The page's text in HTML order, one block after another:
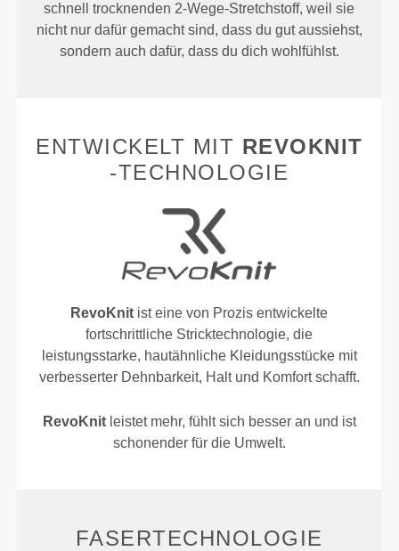
schnell trocknenden 2-Wege-Stretchstoff, weil sie
nicht nur dafür gemacht sind, dass du gut aussiehst,
sondern auch dafür, dass du dich wohlfühlst.
ENTWICKELT MIT REVOKNIT
-TECHNOLOGIE
RevoKnit ist eine von Prozis entwickelte
fortschrittliche Stricktechnologie, die
leistungsstarke, hautähnliche Kleidungsstücke mit
verbesserter Dehnbarkeit, Halt und Komfort schafft.
RevoKnitleistet mehr, fühlt sich besser an und ist
schonender für die Umwelt.
FASERTECHNOLOGIE